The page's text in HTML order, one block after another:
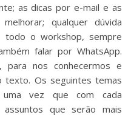
as dicas por e-mail e as
qualquer dúvida
todo o workshop, sempre
falar por WhatsApp.
para nos conhecermos e
Os seguintes temas
uma vez que com cada
que serão mais